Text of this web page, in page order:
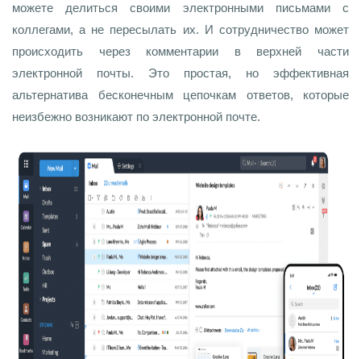
можете делиться своими электронными письмами с
коллегами, а не пересылать их. И сотрудничество может
происходить через комментарии в верхней части
электронной почты. Это простая, но эффективная
альтернатива бесконечным цепочкам ответов, которые
неизбежно возникают по электронной почте.